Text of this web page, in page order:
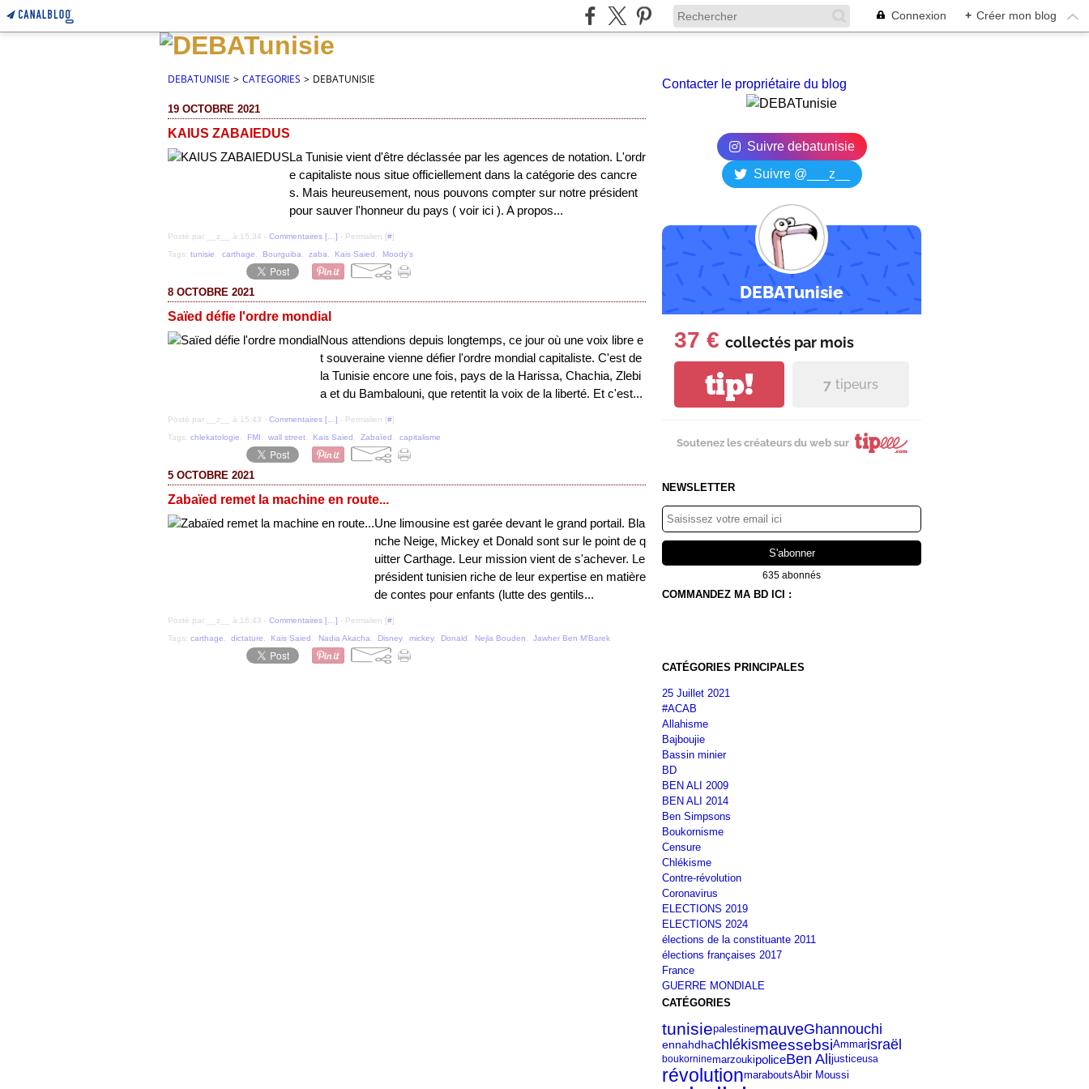
Connexion + Créer mon blog
DEBATUNISIE > CATEGORIES > DEBATUNISIE
19 OCTOBRE 2021
KAIUS ZABAIEDUS
La Tunisie vient d'être déclassée par les agences de notation. L'ordr
e capitaliste nous situe officiellement dans la catégorie des cancre
s. Mais heureusement, nous pouvons compter sur notre président
pour sauver l'honneur du pays ( voir ici ). A propos...
Posté par __z__ à 15:34 - Commentaires [ ] - Permalien [#]
Tags: tunisie carthage Bourguiba zaba Kais Saied Moody's
8 OCTOBRE 2021
Saïed défie l'ordre mondial
Nous attendions depuis longtemps, ce jour où une voix libre e
t souveraine vienne défier l'ordre mondial capitaliste. C'est de
la Tunisie encore une fois, pays de la Harissa, Chachia, Zlebi
a et du Bambalouni, que retentit la voix de la liberté. Et c'est...
Posté par __z__ à 15:43 - Commentaires [ ] - Permalien [#]
Tags: chlekatologie FMI wall street Kais Saied Zabaïed capitalisme
5 OCTOBRE 2021
Zabaïed remet la machine en route...
Une limousine est garée devant le grand portail. Bla
nche Neige, Mickey et Donald sont sur le point de q
uitter Carthage. Leur mission vient de s'achever. Le
président tunisien riche de leur expertise en matière
de contes pour enfants (lutte des gentils...
Posté par __z__ à 16:43 - Commentaires [ ] - Permalien [#]
Tags: carthage dictature Kais Saied Nadia Akacha Disney, mickey, Donald Nejla Bouden Jawher Ben M'Barek
Contacter le propriétaire du blog
Suivre debatunisie
Suivre @___z__
DEBATunisie
37 € collectés par mois
tip! 7 tipeurs
Soutenez les créateurs du web sur
NEWSLETTER
635 abonnés
COMMANDEZ MA BD ICI :
CATÉGORIES PRINCIPALES
25 Juillet 2021
#ACAB
Allahisme
Bajboujie
Bassin minier
BD
BEN ALI 2009
BEN ALI 2014
Ben Simpsons
Boukornisme
Censure
Chlékisme
Contre-révolution
Coronavirus
ELECTIONS 2019
ELECTIONS 2024
élections de la constituante 2011
élections françaises 2017
France
GUERRE MONDIALE
CATÉGORIES
tunisiepalestinemauveGhannouchi
ennahdhachlékismeessebsiAmmarisraël
boukorninemarzoukipoliceBen Alijusticeusa
révolutionmaraboutsAbir Moussi